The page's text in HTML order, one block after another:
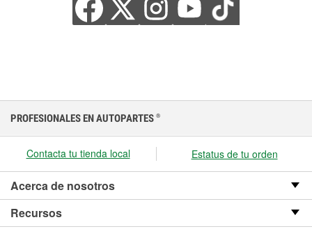
PROFESIONALES EN AUTOPARTES ®
Contacta tu tienda local Estatus de tu orden
Acerca de nosotros
Recursos